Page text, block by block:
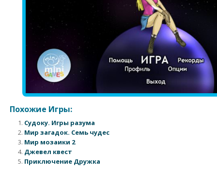
Похожие Игры:
Судоку. Игры разума
Мир загадок. Семь чудес
Мир мозаики 2
Джевел квест
Приключение Дружка